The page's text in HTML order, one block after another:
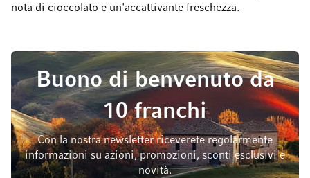
nota di cioccolato e un'accattivante freschezza.
Buono di benvenuto da
10 franchi
Con la nostra newsletter riceverete regolarmente
informazioni su azioni, promozioni, sconti esclusivi e
novità.